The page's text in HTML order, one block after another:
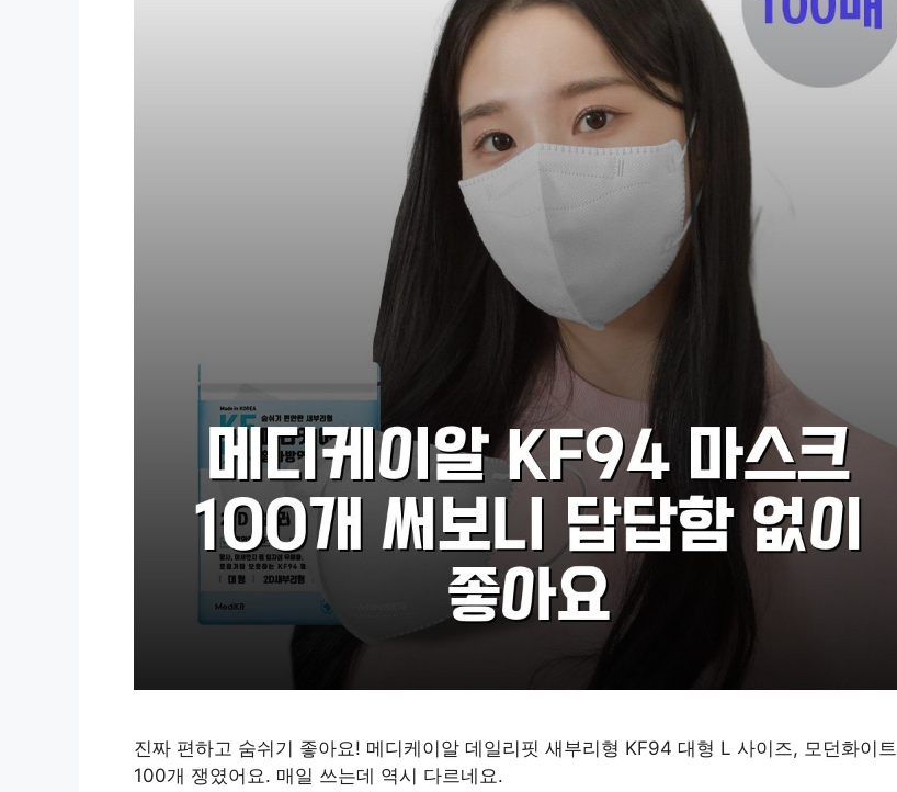
진짜 편하고 숨쉬기 좋아요! 메디케이알 데일리핏 새부리형 KF94 대형 L 사이즈, 모던화이트
100개 쟁였어요. 매일 쓰는데 역시 다르네요.